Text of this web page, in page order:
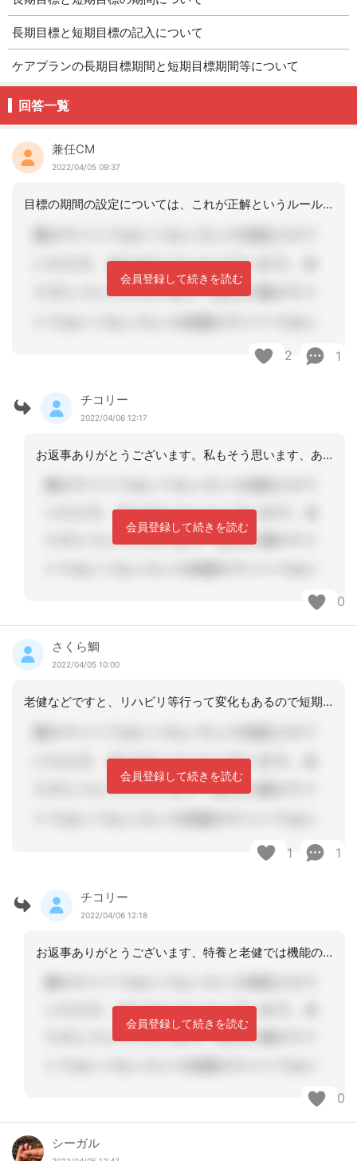
長期目標と短期目標の記入について
ケアプランの長期目標期間と短期目標期間等について
回答一覧
兼任CM
2022/04/05 09:37
目標の期間の設定については、これが正解というルール設定はありません。あくまでも、
会員登録して続きを読む
2 1
チコリー
2022/04/06 12:17
お返事ありがとうございます。私もそう思います、あえて長くする必要はないのかと。職
会員登録して続きを読む
0
さくら鯛
2022/04/05 10:00
老健などですと、リハビリ等行って変化もあるので短期目標を3ヶ月長期目標を6ヶ月に
会員登録して続きを読む
1 1
チコリー
2022/04/06 12:18
お返事ありがとうございます、特養と老健では機能の違いがありそうですね、確認してみ
会員登録して続きを読む
0
シーガル